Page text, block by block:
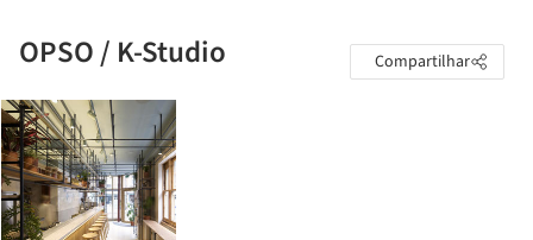
OPSO / K-Studio Compartilhar